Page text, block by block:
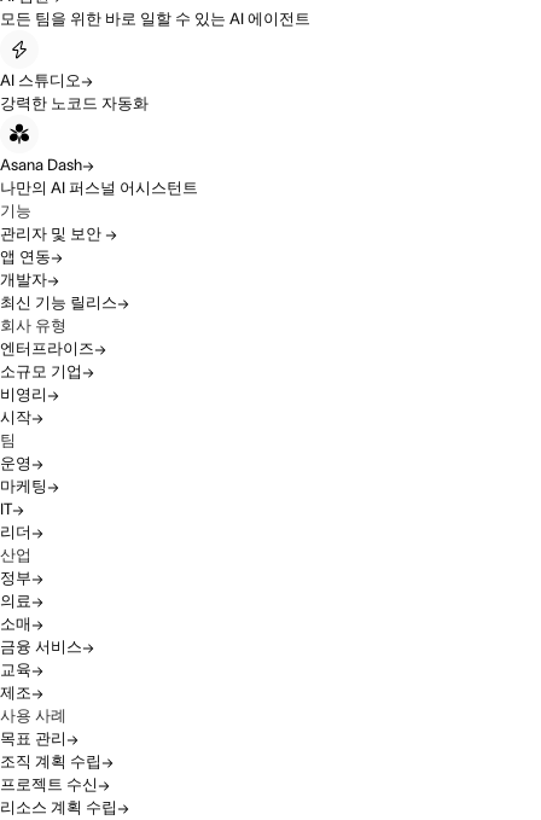
모든 팀을 위한 바로 일할 수 있는 AI 에이전트
AI 스튜디오
강력한 노코드 자동화
Asana Dash
나만의 AI 퍼스널 어시스턴트
기능
관리자 및 보안
앱 연동
개발자
최신 기능 릴리스
회사 유형
엔터프라이즈
소규모 기업
비영리
시작
팀
운영
마케팅
IT
리더
산업
정부
의료
소매
금융 서비스
교육
제조
사용 사례
목표 관리
조직 계획 수립
프로젝트 수신
리소스 계획 수립